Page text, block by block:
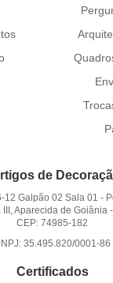
de
12 Galpão 02 Sala 01 -
III, Aparecida de Goiânia-
CEP: 74985-182
35.495.820/0001-86
Certificados